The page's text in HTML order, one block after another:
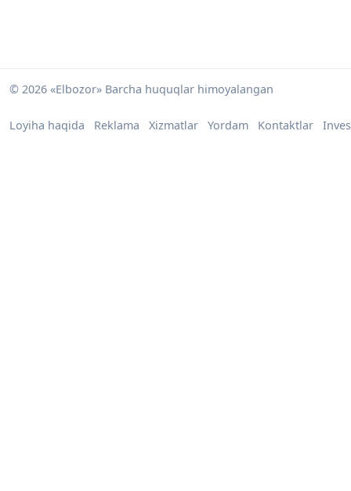
© 2026 «Elbozor» Barcha huquqlar himoyalangan
Loyiha haqida Reklama Xizmatlar Yordam Kontaktlar